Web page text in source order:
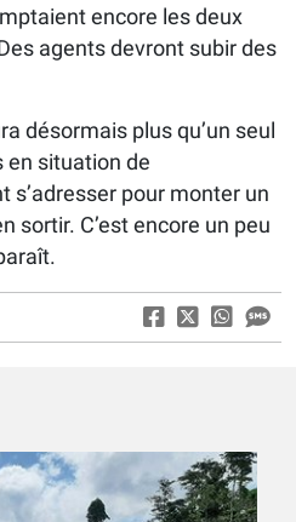
encore les deux
agents devront subir des
désormais plus qu’un seul
en situation de
pour monter un
sortir. C’est encore un peu